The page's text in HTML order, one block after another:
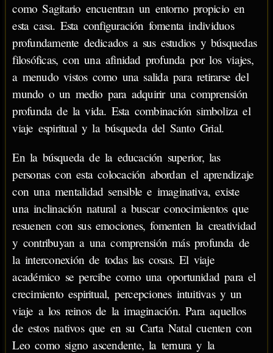
como Sagitario encuentran un entorno propicio en
esta casa. Esta configuración fomenta individuos
profundamente dedicados a sus estudios y búsquedas
filosóficas, con una afinidad profunda por los viajes,
a menudo vistos como una salida para retirarse del
mundo o un medio para adquirir una comprensión
profunda de la vida. Esta combinación simboliza el
viaje espiritual y la búsqueda del Santo Grial.
En la búsqueda de la educación superior, las
personas con esta colocación abordan el aprendizaje
con una mentalidad sensible e imaginativa, existe
una inclinación natural a buscar conocimientos que
resuenen con sus emociones, fomenten la creatividad
y contribuyan a una comprensión más profunda de
la interconexión de todas las cosas. El viaje
académico se percibe como una oportunidad para el
crecimiento espiritual, percepciones intuitivas y un
viaje a los reinos de la imaginación. Para aquellos
de estos nativos que en su Carta Natal cuenten con
Leo como signo ascendente, la ternura y la